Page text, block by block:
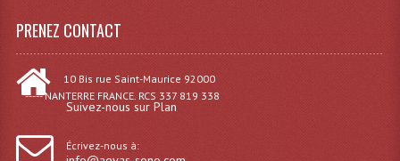
Changeurs De Couleurs
PRENEZ CONTACT
10 Bis rue Saint-Maurice 92000
----- NANTERRE FRANCE. RCS 337 819 338
Suivez-nous sur Plan
Écrivez-nous à: